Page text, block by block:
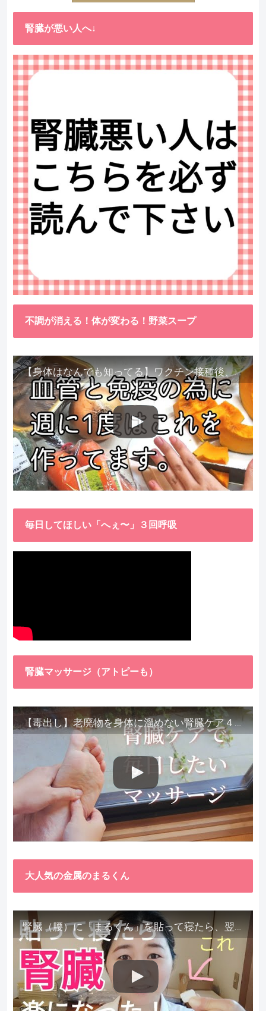
腎臓が悪い人へ↓
不調が消える！体が変わる！野菜スープ
【身体はなんでも知ってる】ワクチン接種後、異常に食べたくなった野菜が細胞回復に貢献してくれました。
毎日してほしい「へぇ〜」３回呼吸
腎臓マッサージ（アトピーも）
【毒出し】老廃物を身体に溜めない腎臓ケア４種をご紹介します。
大人気の金属のまるくん
腎臓（腰）に「まるくん」を貼って寝たら、翌朝めちゃ楽でびっくりしました。腎臓叩いても痛くない！【お客様の声を試してみた】